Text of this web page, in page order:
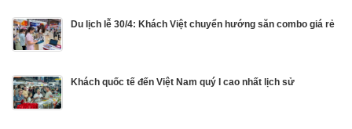
Du lịch lễ 30/4: Khách Việt chuyển hướng săn combo giá rẻ
Khách quốc tế đến Việt Nam quý I cao nhất lịch sử